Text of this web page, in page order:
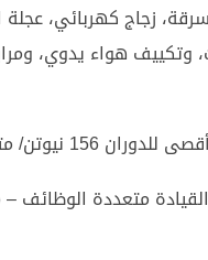
زجاج كهربائي، عجلة
تعديل مقعد السائق فى 6 اتجاهات،